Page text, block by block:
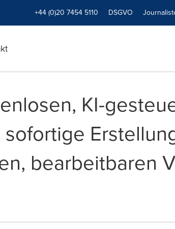
+44 (0)20 7454 5110 DSGVO
KI-
bearbeitbaren